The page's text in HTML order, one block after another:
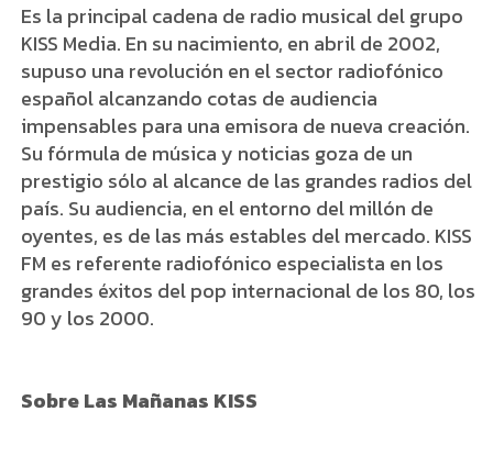
Es la principal cadena de radio musical del grupo
KISS Media. En su nacimiento, en abril de 2002,
supuso una revolución en el sector radiofónico
español alcanzando cotas de audiencia
impensables para una emisora de nueva creación.
Su fórmula de música y noticias goza de un
prestigio sólo al alcance de las grandes radios del
país. Su audiencia, en el entorno del millón de
oyentes, es de las más estables del mercado. KISS
FM es referente radiofónico especialista en los
grandes éxitos del pop internacional de los 80, los
90 y los 2000.
Sobre Las Mañanas KISS